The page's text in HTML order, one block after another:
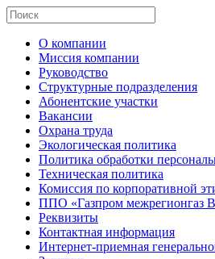
О компании
Миссия компании
Руководство
Структурные подразделения
Абонентские участки
Вакансии
Охрана труда
Экологическая политика
Политика обработки
Техническая политика
Комиссия по корпоративной
ППО «Газпром межрегионгаз
Реквизиты
Контактная информация
Интернет-приемная